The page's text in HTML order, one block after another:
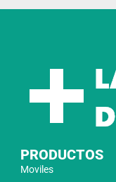
PRODUCTOS
Moviles